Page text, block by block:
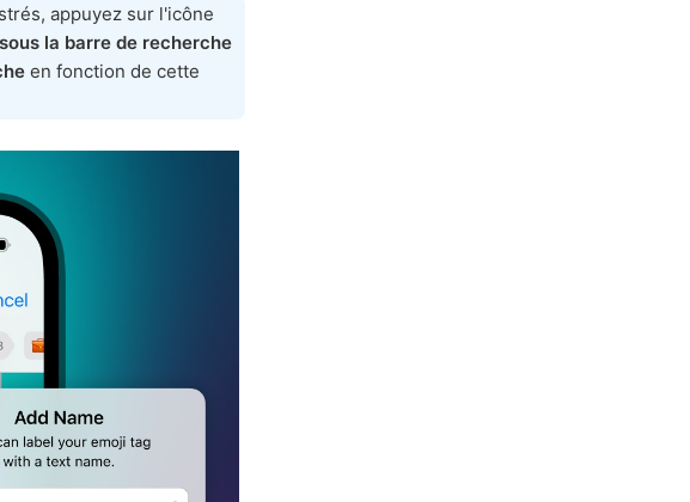
appuyez sur l'icône
sous la barre de recherche
en fonction de cette